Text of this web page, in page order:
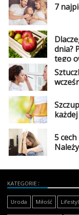
7
dnia?
tego
5
KATEGORIE
Uroda Miłość